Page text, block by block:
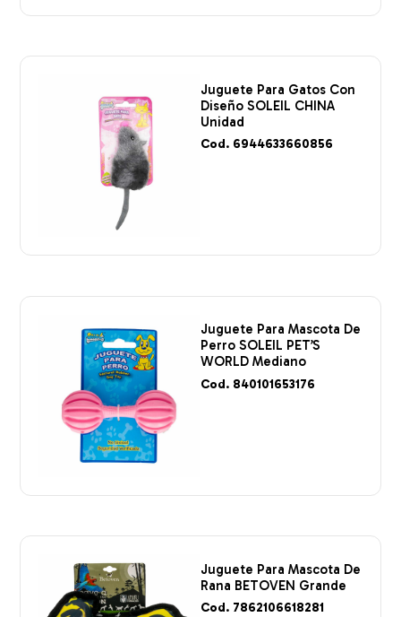
Juguete Para Gatos Con
Diseño SOLEIL CHINA
Unidad
Cod. 6944633660856
Juguete Para Mascota De
Perro SOLEIL PET’S
WORLD Mediano
Cod. 840101653176
Juguete Para Mascota De
Rana BETOVEN Grande
Cod. 7862106618281